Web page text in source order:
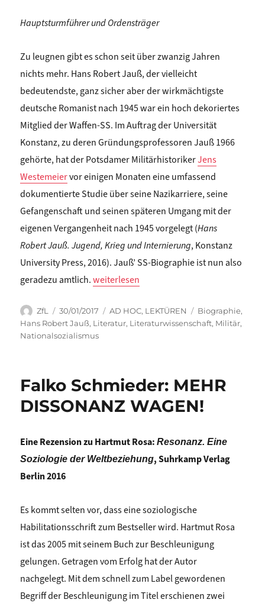
Hauptsturmführer und Ordensträger
Zu leugnen gibt es schon seit über zwanzig Jahren
nichts mehr. Hans Robert Jauß, der vielleicht
bedeutendste, ganz sicher aber der wirkmächtigste
deutsche Romanist nach 1945 war ein hoch dekoriertes
Mitglied der Waffen-SS. Im Auftrag der Universität
Konstanz, zu deren Gründungsprofessoren Jauß 1966
gehörte, hat der Potsdamer MilitärhistorikerJens
Westemeiervor einigen Monaten eine umfassend
dokumentierte Studie über seine Nazikarriere, seine
Gefangenschaft und seinen späteren Umgang mit der
eigenen Vergangenheit nach 1945 vorgelegt (Hans
Robert Jauß. Jugend, Krieg und Internierung, Konstanz
University Press, 2016). Jauß’ SS-Biographie ist nun also
geradezu amtlich.„Claude Haas: VERSTÖRUNGEN. Neue
weiterlesen
Autor
ZfL
Veröffentlicht
am
30/01/2017 Kategorien
AD HOC, LEKTÜREN Schlagwörter
Biographie,
Hans Robert Jauß, Literatur, Literaturwissenschaft, Militär,
Nationalsozialismus
Falko Schmieder: MEHR
DISSONANZ WAGEN!
Eine Rezension zu Hartmut Rosa:Resonanz. Eine
Soziologie der Weltbeziehung, Suhrkamp Verlag
Berlin 2016
Es kommt selten vor, dass eine soziologische
Habilitationsschrift zum Bestseller wird. Hartmut Rosa
ist das 2005 mit seinem Buch zur Beschleunigung
gelungen. Getragen vom Erfolg hat der Autor
nachgelegt. Mit dem schnell zum Label gewordenen
Begriff der Beschleunigung im Titel erschienen zwei